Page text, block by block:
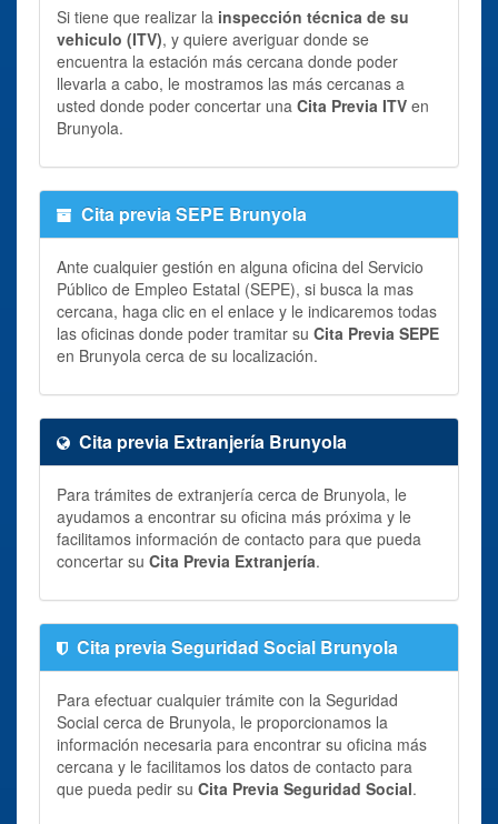
Si tiene que realizar la inspección técnica de su
vehiculo (ITV), y quiere averiguar donde se
encuentra la estación más cercana donde poder
llevarla a cabo, le mostramos las más cercanas a
usted donde poder concertar una Cita Previa ITV en
Brunyola.
Cita previa SEPE Brunyola
Ante cualquier gestión en alguna oficina del Servicio
Público de Empleo Estatal (SEPE), si busca la mas
cercana, haga clic en el enlace y le indicaremos todas
las oficinas donde poder tramitar su Cita Previa SEPE
en Brunyola cerca de su localización.
Cita previa Extranjería Brunyola
Para trámites de extranjería cerca de Brunyola, le
ayudamos a encontrar su oficina más próxima y le
facilitamos información de contacto para que pueda
concertar su Cita Previa Extranjería.
Cita previa Seguridad Social Brunyola
Para efectuar cualquier trámite con la Seguridad
Social cerca de Brunyola, le proporcionamos la
información necesaria para encontrar su oficina más
cercana y le facilitamos los datos de contacto para
que pueda pedir su Cita Previa Seguridad Social.